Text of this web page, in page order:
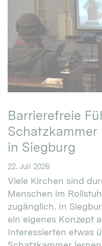
Barrierefreie
in Siegburg
22. Juli 2026
Viele Kirchen sind
Menschen im
zugänglich. In
ein eigenes Konzept
Interessierten etwas